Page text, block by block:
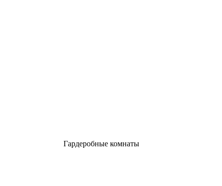
Гардеробные комнаты